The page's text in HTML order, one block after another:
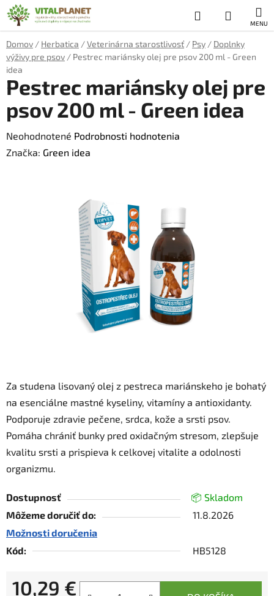
Prejsť
na
obsah
Hľadať
KOŠÍK
Domov / Herbatica /Veterinárna starostlivosť / Psy / Doplnky
výživy pre psov / Pestrec mariánsky olej pre psov 200 ml - Green
idea
Za studena lisovaný olej z pestreca mariánskeho je bohatý
na esenciálne mastné kyseliny, vitamíny a antioxidanty.
Podporuje zdravie pečene, srdca, kože a srsti psov.
Pomáha chrániť bunky pred oxidačným stresom, zlepšuje
kvalitu srsti a prispieva k celkovej vitalite a odolnosti
organizmu.
Dostupnosť
📦 Skladom
Môžeme doručiť do:
11.8.2026
Možnosti doručenia
Kód:
HB5128
10,29 €
Pestrec mariánsky olej pre
psov 200 ml - Green idea
Priemerné
hodnotenie
Neohodnotené Podrobnosti hodnotenia
Značka: Green idea